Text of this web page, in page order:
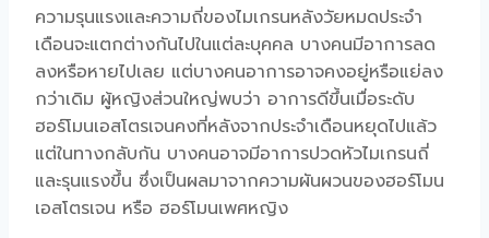
ความรุนแรงและความถี่ของไมเกรนหลังวัยหมดประจำ
เดือนจะแตกต่างกันไปในแต่ละบุคคล บางคนมีอาการลด
ลงหรือหายไปเลย แต่บางคนอาการอาจคงอยู่หรือแย่ลง
กว่าเดิม ผู้หญิงส่วนใหญ่พบว่า อาการดีขึ้นเมื่อระดับ
ฮอร์โมนเอสโตรเจนคงที่หลังจากประจำเดือนหยุดไปแล้ว
แต่ในทางกลับกัน บางคนอาจมีอาการปวดหัวไมเกรนถี่
และรุนแรงขึ้น ซึ่งเป็นผลมาจากความผันผวนของฮอร์โมน
เอสโตรเจน หรือ ฮอร์โมนเพศหญิง